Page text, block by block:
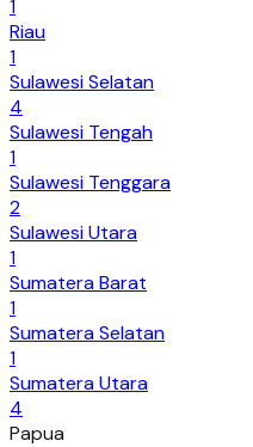
1
Riau
1
Sulawesi Selatan
4
Sulawesi Tengah
1
Sulawesi Tenggara
2
Sulawesi Utara
1
Sumatera Barat
1
Sumatera Selatan
1
Sumatera Utara
4
Papua